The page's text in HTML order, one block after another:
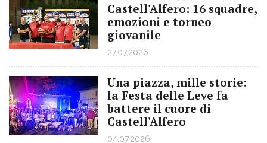
Castell'Alfero: 16 squadre,
emozioni e torneo
giovanile
27.07.2026
Una piazza, mille storie:
la Festa delle Leve fa
battere il cuore di
Castell'Alfero
04.07.2026